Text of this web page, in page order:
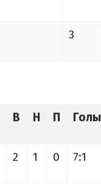
3
В Н П Голы
2 1 0 7:1